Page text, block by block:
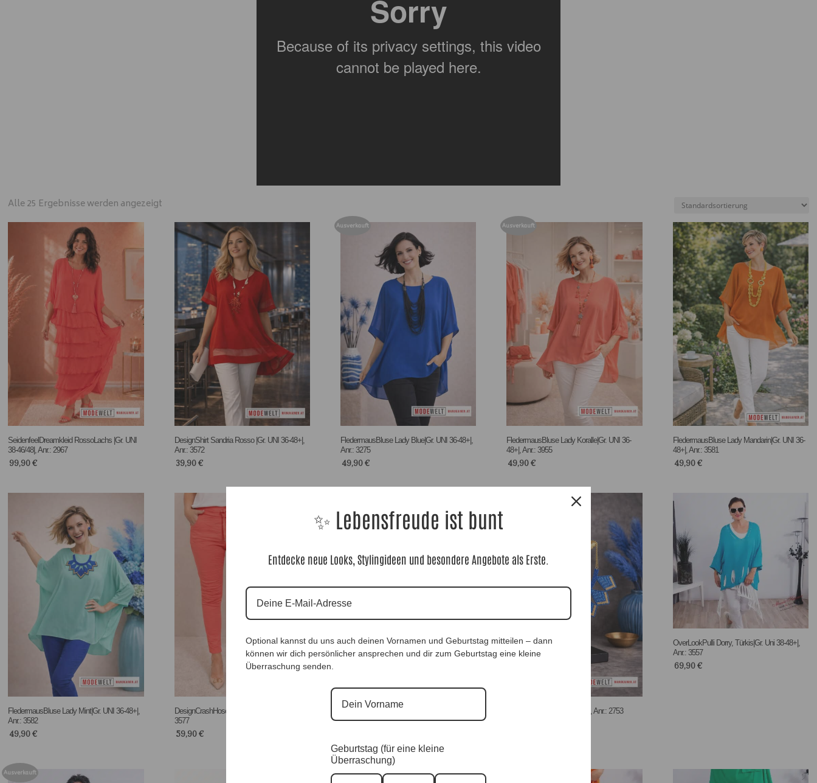
Alle 25 Ergebnisse werden angezeigt
SeidenfeelDreamkleid RossoLachs |Gr. UNI
38-46/48|, Anr.: 2967
99,90€
DesignShirt Sandria Rosso |Gr. UNI 36-48+|,
Anr.: 3572
39,90€
Ausverkauft
FledermausBluse Lady Blue|Gr. UNI 36-48+|,
Anr.: 3275
49,90€
Ausverkauft
FledermausBluse Lady Koralle|Gr. UNI 36-
48+|, Anr.: 3955
49,90€
FledermausBluse Lady Mandarin|Gr. UNI 36-
48+|, Anr.: 3581
49,90€
FledermausBluse Lady Mint|Gr. UNI 36-48+|,
Anr.: 3582
49,90€
DesignCrashHose Coralle |Gr. 36-48|, Anr.:
3577
59,90€
Designkette Queen Blitzblau, Anr.: 2753
OverLookPulli Dorry, Türkis|Gr. Uni 38-48+|,
Anr.: 3557
69,90€
Ausverkauft Ausverkauft
✨ Lebensfreude ist bunt
Entdecke neue Looks, Stylingideen und besondere Angebote als Erste.
Optional kannst du uns auch deinen Vornamen und Geburtstag mitteilen – dann
können wir dich persönlicher ansprechen und dir zum Geburtstag eine kleine
Überraschung senden.
Geburtstag (für eine kleine
Überraschung)